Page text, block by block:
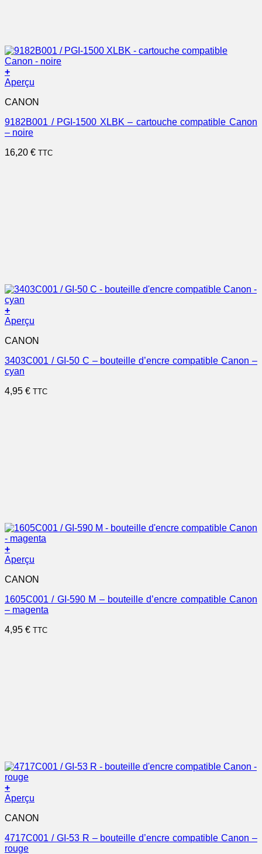
+
Aperçu
CANON
9182B001 / PGI-1500 XLBK – cartouche compatible Canon
– noire
16,20 € TTC
+
Aperçu
CANON
3403C001 / GI-50 C – bouteille d’encre compatible Canon –
cyan
4,95 € TTC
+
Aperçu
CANON
1605C001 / GI-590 M – bouteille d’encre compatible Canon
– magenta
4,95 € TTC
+
Aperçu
CANON
4717C001 / GI-53 R – bouteille d’encre compatible Canon –
rouge